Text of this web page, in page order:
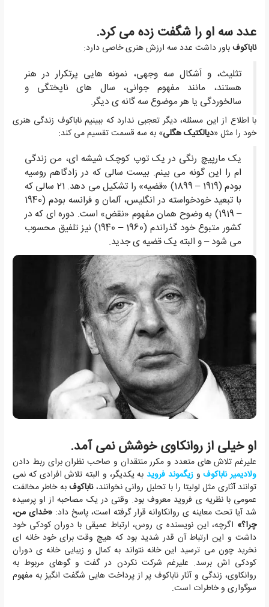
عدد سه او را شگفت زده می کرد.
ناباکوفباور داشت عدد سه ارزش هنری خاصی دارد:
تثلیث، و اَشکال سه وجهی، نمونه هایی پرتکرار در هنر
هستند، مانند مفهوم جوانی، سال های ناپختگی و
سالخوردگی یا هر موضوع سه گانه ی دیگر.
با اطلاع از این مسئله، دیگر تعجبی ندارد که ببینیم ناباکوف زندگی هنری
خود را مثل «دیالکتیک هگلی» به سه قسمت تقسیم می کند:
یک مارپیچ رنگی در یک توپ کوچک شیشه ای، من زندگی
ام را این گونه می بینم. بیست سالی که در زادگاهم روسیه
بودم (1919 – 1899) «قضیه» را تشکیل می دهد. 21 سالی که
با تبعید خودخواسته در انگلیس، آلمان و فرانسه بودم (1940
– 1919) به وضوح همان مفهوم «نقض» است. دوره ای که در
کشور متبوع خود گذراندم (1960 – 1940) نیز تلفیق محسوب
می شود – و البته یک قضیه ی جدید.
او خیلی از روانکاوی خوشش نمی آمد.
علیرغم تلاش های متعدد و مکرر منتقدان و صاحب نظران برای ربط دادن
ولادیمیر ناباکوفوزیگموند فروید به یکدیگر، و البته تلاش افرادی که نمی
توانند آثاری مثل لولیتا را با تحلیل روانی نخوانند،ناباکوفبه خاطر مخالفت
عمومی با نظریه ی فروید معروف بود. وقتی در یک مصاحبه از او پرسیده
شد آیا تحت معاینه ی روانکاوانه قرار گرفته است، پاسخ داد:«خدای من،
چرا؟» اگرچه، این نویسنده ی روس، ارتباط عمیقی با دوران کودکی خود
داشت و این ارتباط آن قدر شدید بود که هیچ وقت برای خود خانه ای
نخرید چون می ترسید این خانه نتواند به کمال و زیبایی خانه ی دوران
کودکی اش برسد. علیرغم شرکت نکردن در گفت و گوهای مربوط به
روانکاوی، زندگی و آثار ناباکوف پر از پرداخت هایی شگفت انگیز به مفهوم
سوگواری و خاطرات است.